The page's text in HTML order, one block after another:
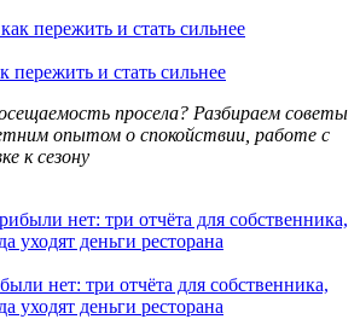
пережить и стать сильнее
просела? Разбираем советы
опытом о спокойствии, работе с
к сезону
нет: три отчёта для собственника,
уходят деньги ресторана